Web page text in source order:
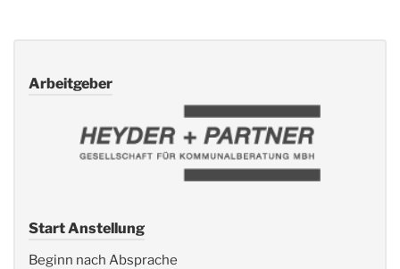
Arbeitgeber
Start Anstellung
Beginn nach Absprache